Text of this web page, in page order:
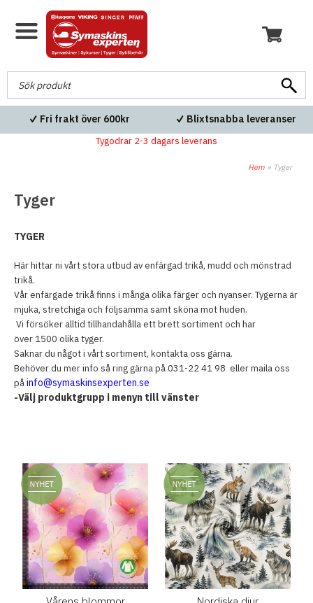
Fri frakt över 600kr Blixtsnabba leveranser
Tygodrar 2-3 dagars leverans
Hem » Tyger
Tyger
TYGER
Här hittar ni vårt stora utbud av enfärgad trikå, mudd och mönstrad
trikå.
Vår enfärgade trikå finns i många olika färger och nyanser. Tygerna är
mjuka, stretchiga och följsamma samt sköna mot huden.
Vi försöker alltid tillhandahålla ett brett sortiment och har
över 1500 olika tyger.
Saknar du något i vårt sortiment, kontakta oss gärna.
Behöver du mer info så ring gärna på 031-22 41 98 eller maila oss
påinfo@symaskinsexperten.se
-Välj produktgrupp i menyn till vänster